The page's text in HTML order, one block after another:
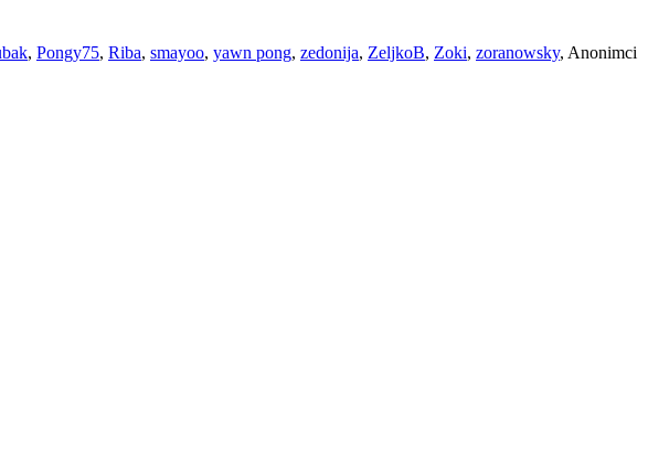
, Pongy75, Riba, smayoo, yawn pong, zedonija, ZeljkoB, Zoki, zoranowsky, Anonimci